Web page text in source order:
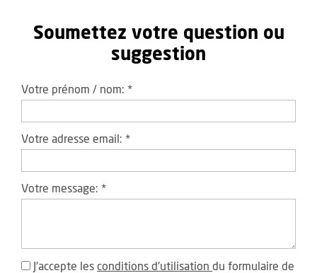
Soumettez votre question ou
suggestion
Votre prénom / nom: *
Votre adresse email: *
Votre message: *
J'accepte les conditions d'utilisation du formulaire de